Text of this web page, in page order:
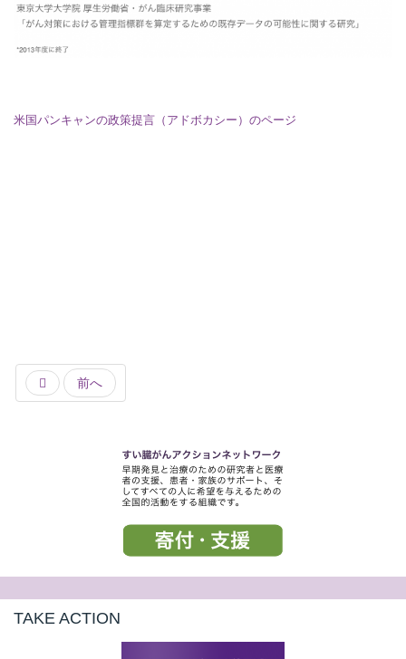
米国パンキャンの政策提言（アドボカシー）のページ
前へ
TAKE ACTION